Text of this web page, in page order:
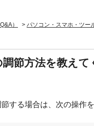
） > パソコン・スマホ・ツー
節方法を教えて
する場合は、次の操作